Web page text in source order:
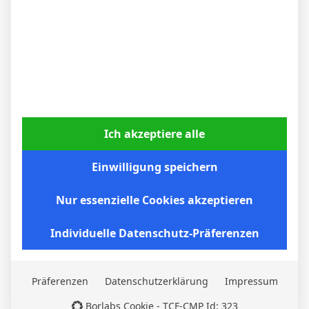
WEITERE ARTIKEL
Ich akzeptiere alle
Einwilligung speichern
Nur essenzielle Cookies akzeptieren
Individuelle Datenschutz-Präferenzen
Präferenzen Datenschutzerklärung
Impressum
Borlabs Cookie - TCF-CMP Id: 323